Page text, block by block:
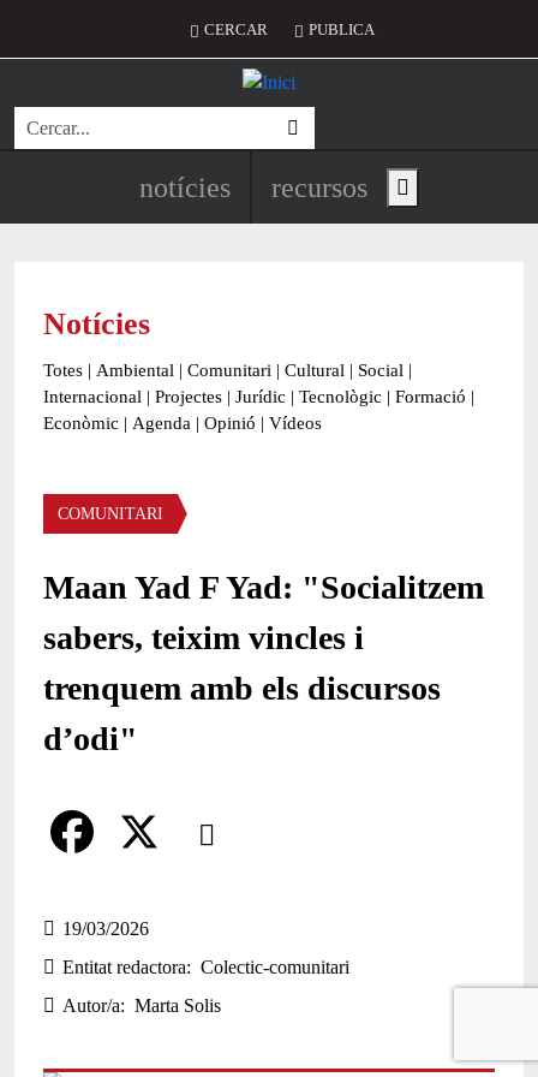
Menú del compte d'usuari
CERCAR PUBLICA
Cerca
Navegació principal de
notícies recursos Show main menu
Notícies
Totes | Ambiental | Comunitari | Cultural | Social |
Internacional | Projectes | Jurídic | Tecnològic | Formació |
Econòmic | Agenda | Opinió | Vídeos
Àmbit de la notícia
COMUNITARI
Maan Yad F Yad: "Socialitzem
sabers, teixim vincles i
trenquem amb els discursos
d’odi"
Comparteix
a
c
e
19/03/2026
Entitat redactora
Colectic-comunitari
Autor/a
Marta Solis